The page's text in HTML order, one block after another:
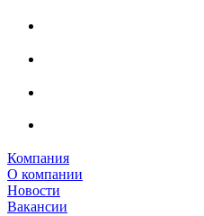
Компания
О компании
Новости
Вакансии